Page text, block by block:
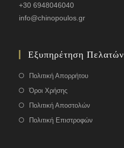
+30 6948046040
info@chinopoulos.gr
Εξυπηρέτηση Πελατών
Πολιτική Απορρήτου
Όροι Χρήσης
Πολιτική Αποστολών
Πολιτική Επιστροφών